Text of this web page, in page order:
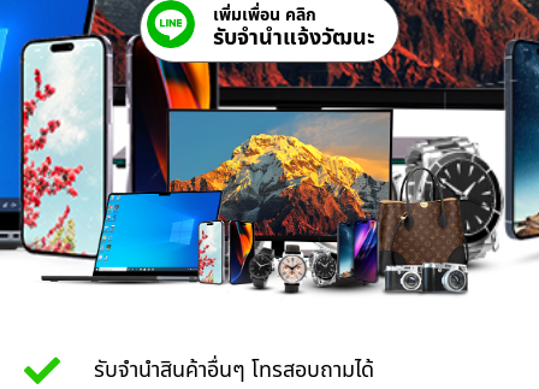
เพิ่มเพื่อน คลิก
รับจํานําแจ้งวัฒนะ
รับจำนำสินค้าอื่นๆ โทรสอบถามได้